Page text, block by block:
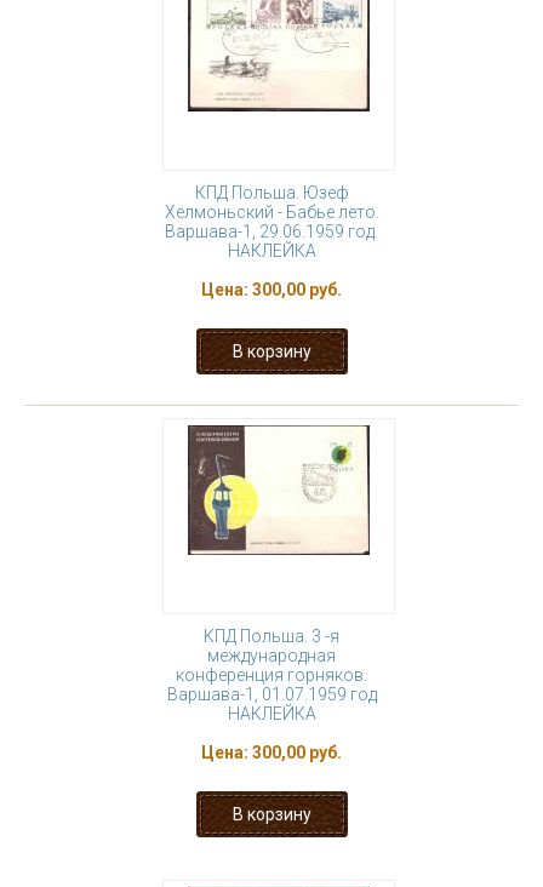
КПД Польша. Юзеф
Хелмоньский - Бабье лето.
Варшава-1, 29.06.1959 год.
НАКЛЕЙКА
Цена: 300,00 руб.
КПД Польша. 3 -я
международная
конференция горняков.
Варшава-1, 01.07.1959 год
НАКЛЕЙКА
Цена: 300,00 руб.